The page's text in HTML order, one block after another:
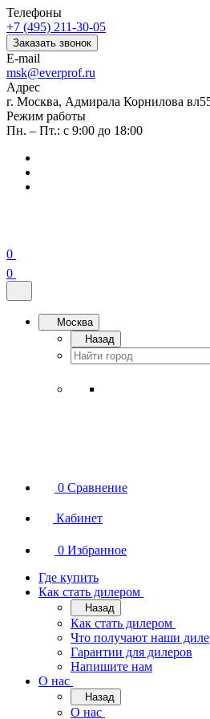
Телефоны
+7 (495) 211-30-05
Заказать звонок
E-mail
msk@everprof.ru
Адрес
г. Москва, Адмирала Корнилова
Режим работы
Пн. – Пт.: с 9:00 до 18:00
0
0
Москва
Назад
0 Сравнение
Кабинет
0 Избранное
Где купить
Как стать дилером
Назад
Как стать дилером
Что получают наши
Гарантии для дилеров
Напишите нам
О нас
Назад
О нас